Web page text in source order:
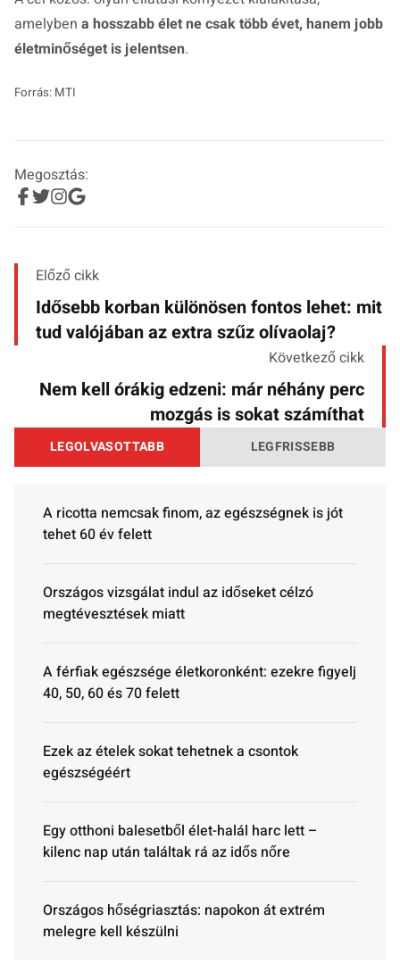
amelyben a hosszabb élet ne csak több évet, hanem jobb
életminőséget is jelentsen.
Forrás: MTI
Megosztás:
Előző cikk
Idősebb korban különösen fontos lehet: mit
tud valójában az extra szűz olívaolaj?
Következő cikk
Nem kell órákig edzeni: már néhány perc
mozgás is sokat számíthat
LEGOLVASOTTABB LEGFRISSEBB
A ricotta nemcsak finom, az egészségnek is jót
tehet 60 év felett
Országos vizsgálat indul az időseket célzó
megtévesztések miatt
A férfiak egészsége életkoronként: ezekre figyelj
40, 50, 60 és 70 felett
Ezek az ételek sokat tehetnek a csontok
egészségéért
Egy otthoni balesetből élet-halál harc lett –
kilenc nap után találtak rá az idős nőre
Országos hőségriasztás: napokon át extrém
melegre kell készülni